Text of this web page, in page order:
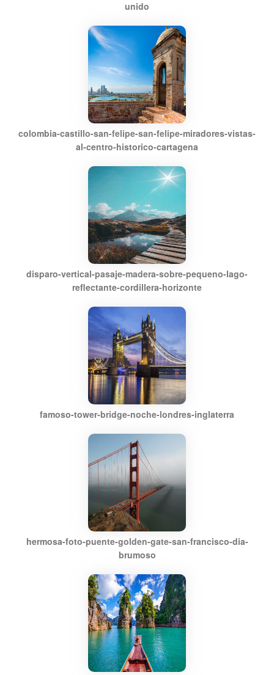
unido
colombia-castillo-san-felipe-san-felipe-miradores-vistas-
al-centro-historico-cartagena
disparo-vertical-pasaje-madera-sobre-pequeno-lago-
reflectante-cordillera-horizonte
famoso-tower-bridge-noche-londres-inglaterra
hermosa-foto-puente-golden-gate-san-francisco-dia-
brumoso